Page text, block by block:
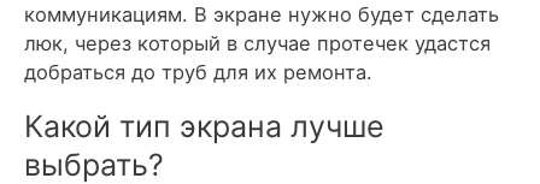
коммуникациям. В экране нужно будет сделать
люк, через который в случае протечек удастся
добраться до труб для их ремонта.
Какой тип экрана лучше
выбрать?